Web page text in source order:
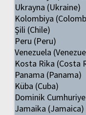
Ukrayna (Ukraine)
Kolombiya
Şili (Chile)
Peru (Peru)
Venezuela
Kosta Rika (Costa
Panama (Panama)
Küba (Cuba)
Dominik
Jamaika (Jamaica)